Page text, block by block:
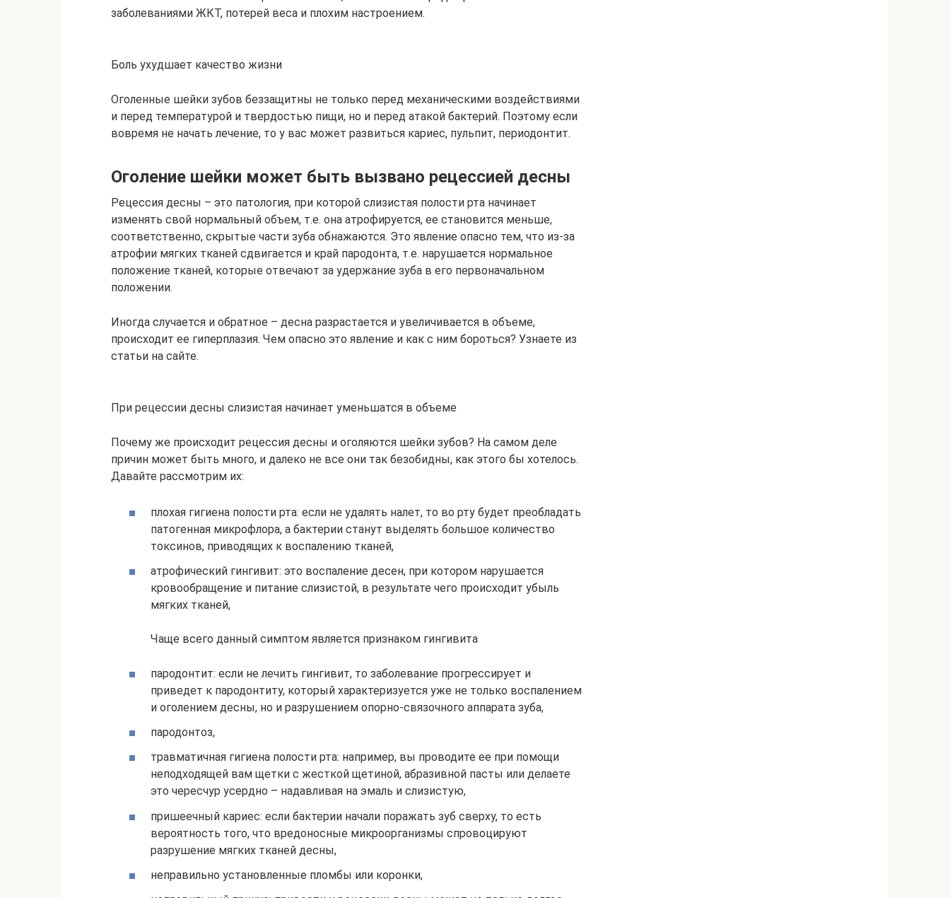
заболеваниями ЖКТ, потерей веса и плохим настроением.
Боль ухудшает качество жизни
Оголенные шейки зубов беззащитны не только перед механическими воздействиями
и перед температурой и твердостью пищи, но и перед атакой бактерий. Поэтому если
вовремя не начать лечение, то у вас может развиться кариес, пульпит, периодонтит.
Оголение шейки может быть вызвано рецессией десны
Рецессия десны – это патология, при которой слизистая полости рта начинает
изменять свой нормальный объем, т.е. она атрофируется, ее становится меньше,
соответственно, скрытые части зуба обнажаются. Это явление опасно тем, что из-за
атрофии мягких тканей сдвигается и край пародонта, т.е. нарушается нормальное
положение тканей, которые отвечают за удержание зуба в его первоначальном
положении.
Иногда случается и обратное – десна разрастается и увеличивается в объеме,
происходит ее гиперплазия. Чем опасно это явление и как с ним бороться? Узнаете из
статьи на сайте.
При рецессии десны слизистая начинает уменьшатся в объеме
Почему же происходит рецессия десны и оголяются шейки зубов? На самом деле
причин может быть много, и далеко не все они так безобидны, как этого бы хотелось.
Давайте рассмотрим их:
плохая гигиена полости рта: если не удалять налет, то во рту будет преобладать
патогенная микрофлора, а бактерии станут выделять большое количество
токсинов, приводящих к воспалению тканей,
атрофический гингивит: это воспаление десен, при котором нарушается
кровообращение и питание слизистой, в результате чего происходит убыль
мягких тканей,
Чаще всего данный симптом является признаком гингивита
пародонтит: если не лечить гингивит, то заболевание прогрессирует и
приведет к пародонтиту, который характеризуется уже не только воспалением
и оголением десны, но и разрушением опорно-связочного аппарата зуба,
пародонтоз,
травматичная гигиена полости рта: например, вы проводите ее при помощи
неподходящей вам щетки с жесткой щетиной, абразивной пасты или делаете
это чересчур усердно – надавливая на эмаль и слизистую,
пришеечный кариес: если бактерии начали поражать зуб сверху, то есть
вероятность того, что вредоносные микроорганизмы спровоцируют
разрушение мягких тканей десны,
неправильно установленные пломбы или коронки,